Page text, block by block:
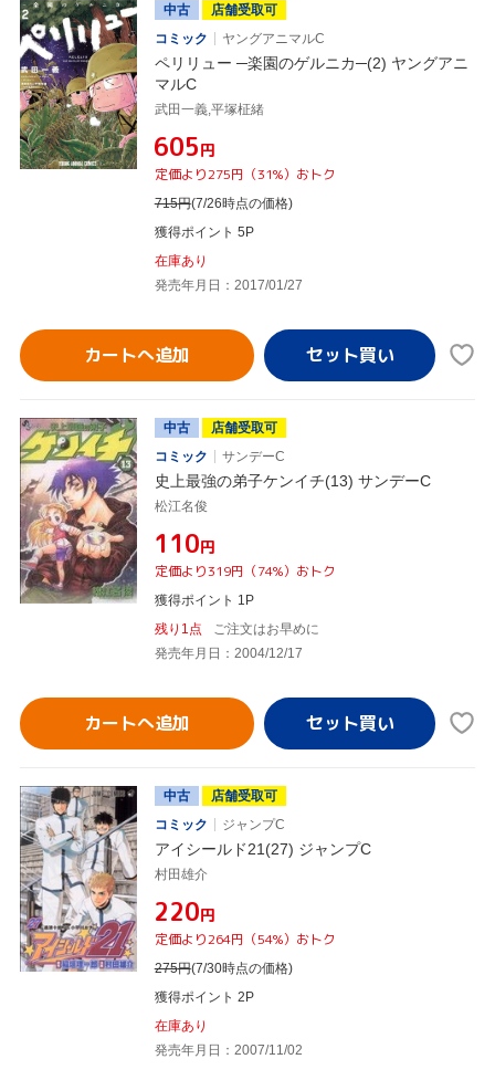
中古
店舗受取可
コミック
ヤングアニマルC
ペリリュー ─楽園のゲルニカ─(2) ヤングアニ
マルC
武田一義,平塚柾緒
¥605円
定価より275円（31%）おトク
715円(7/26時点の価格)
獲得ポイント 5P
在庫あり
発売年月日：2017/01/27
カートへ追加
中古
店舗受取可
コミック
サンデーC
史上最強の弟子ケンイチ(13) サンデーC
松江名俊
¥110円
定価より319円（74%）おトク
獲得ポイント 1P
残り1点
ご注文はお早めに
発売年月日：2004/12/17
カートへ追加
中古
店舗受取可
コミック
ジャンプC
アイシールド21(27) ジャンプC
村田雄介
¥220円
定価より264円（54%）おトク
275円(7/30時点の価格)
獲得ポイント 2P
在庫あり
発売年月日：2007/11/02